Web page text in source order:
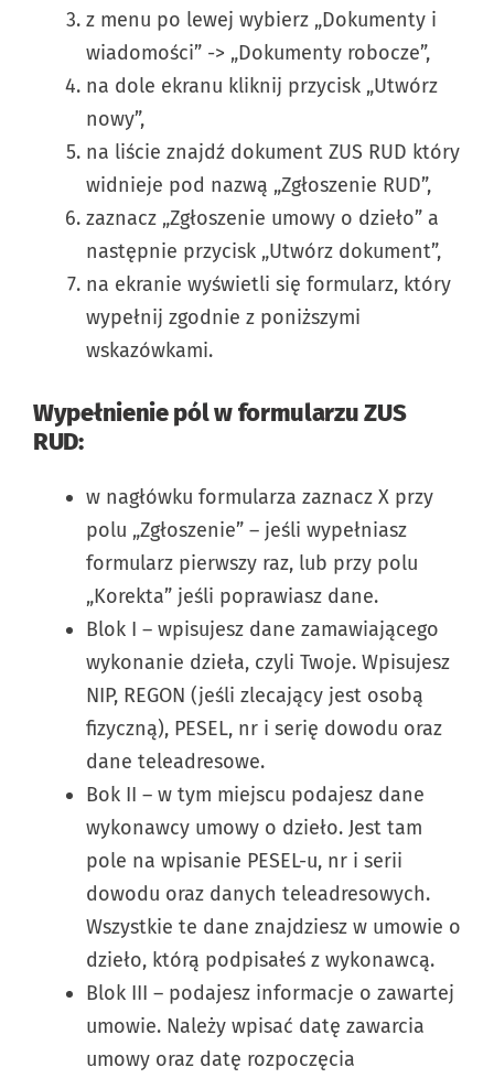
z menu po lewej wybierz „Dokumenty i
wiadomości” -> „Dokumenty robocze”,
na dole ekranu kliknij przycisk „Utwórz
nowy”,
na liście znajdź dokument ZUS RUD który
widnieje pod nazwą „Zgłoszenie RUD”,
zaznacz „Zgłoszenie umowy o dzieło” a
następnie przycisk „Utwórz dokument”,
na ekranie wyświetli się formularz, który
wypełnij zgodnie z poniższymi
wskazówkami.
Wypełnienie pól w formularzu ZUS
RUD:
w nagłówku formularza zaznacz X przy
polu „Zgłoszenie” – jeśli wypełniasz
formularz pierwszy raz, lub przy polu
„Korekta” jeśli poprawiasz dane.
Blok I – wpisujesz dane zamawiającego
wykonanie dzieła, czyli Twoje. Wpisujesz
NIP, REGON (jeśli zlecający jest osobą
fizyczną), PESEL, nr i serię dowodu oraz
dane teleadresowe.
Bok II – w tym miejscu podajesz dane
wykonawcy umowy o dzieło. Jest tam
pole na wpisanie PESEL-u, nr i serii
dowodu oraz danych teleadresowych.
Wszystkie te dane znajdziesz w umowie o
dzieło, którą podpisałeś z wykonawcą.
Blok III – podajesz informacje o zawartej
umowie. Należy wpisać datę zawarcia
umowy oraz datę rozpoczęcia